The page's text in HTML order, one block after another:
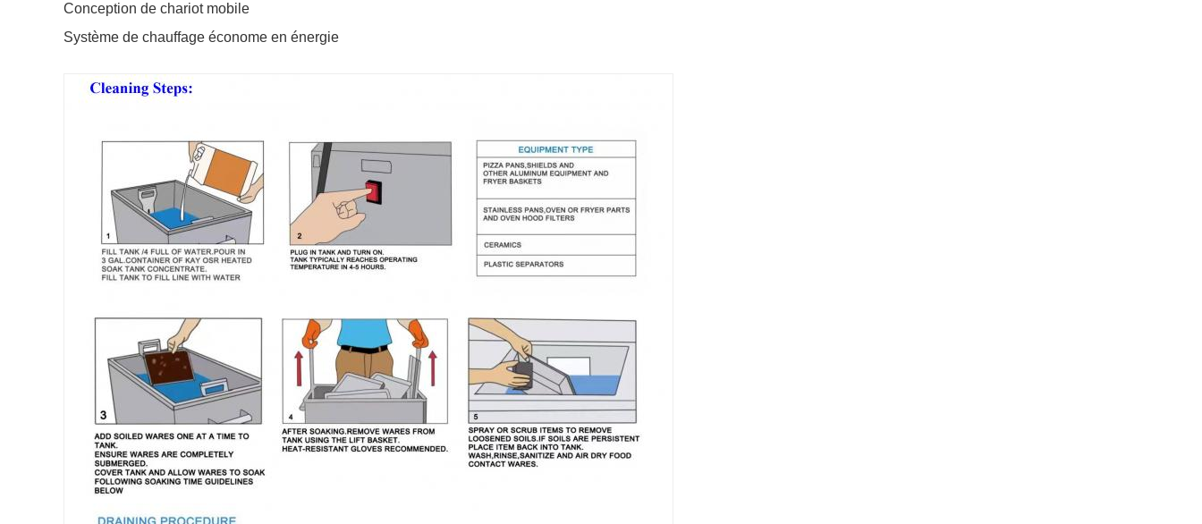
Conception de chariot mobile
Système de chauffage économe en énergie